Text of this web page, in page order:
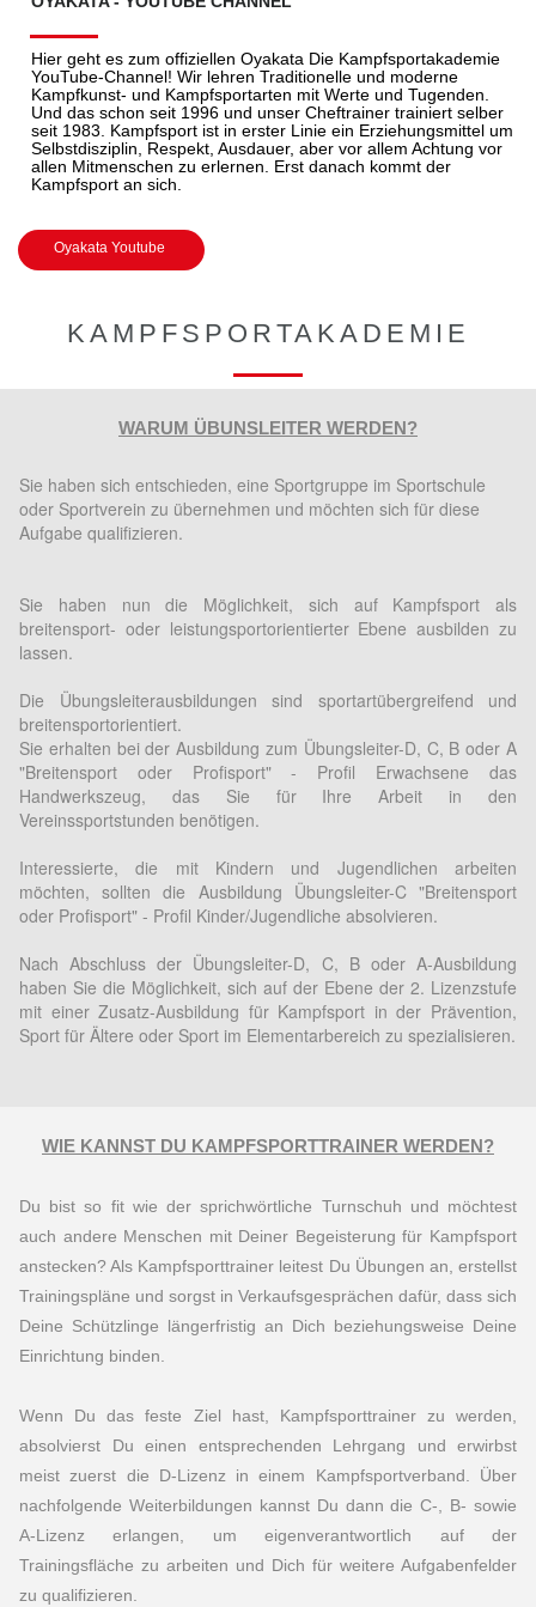
Hier geht es zum offiziellen Oyakata Die Kampfsportakademie
YouTube-Channel! Wir lehren Traditionelle und moderne
Kampfkunst- und Kampfsportarten mit Werte und Tugenden.
Und das schon seit 1996 und unser Cheftrainer trainiert selber
seit 1983. Kampfsport ist in erster Linie ein Erziehungsmittel um
Selbstdisziplin, Respekt, Ausdauer, aber vor allem Achtung vor
allen Mitmenschen zu erlernen. Erst danach kommt der
Kampfsport an sich.
Oyakata Youtube
KAMPFSPORTAKADEMIE
WARUM ÜBUNSLEITER WERDEN?
Sie haben sich entschieden, eine Sportgruppe im Sportschule
oder Sportverein zu übernehmen und möchten sich für diese
Aufgabe qualifizieren.
Sie haben nun die Möglichkeit, sich auf Kampfsport als
breitensport- oder leistungsportorientierter Ebene ausbilden zu
lassen.
Die Übungsleiterausbildungen sind sportartübergreifend und
breitensportorientiert.
Sie erhalten bei der Ausbildung zum Übungsleiter-D, C, B oder A
"Breitensport oder Profisport" - Profil Erwachsene das
Handwerkszeug, das Sie für Ihre Arbeit in den
Vereinssportstunden benötigen.
Interessierte, die mit Kindern und Jugendlichen arbeiten
möchten, sollten die Ausbildung Übungsleiter-C "Breitensport
oder Profisport" - Profil Kinder/Jugendliche absolvieren.
Nach Abschluss der Übungsleiter-D, C, B oder A-Ausbildung
haben Sie die Möglichkeit, sich auf der Ebene der 2. Lizenzstufe
mit einer Zusatz-Ausbildung für Kampfsport in der Prävention,
Sport für Ältere oder Sport im Elementarbereich zu spezialisieren.
WIE KANNST DU KAMPFSPORTTRAINER WERDEN?
Du bist so fit wie der sprichwörtliche Turnschuh und möchtest
auch andere Menschen mit Deiner Begeisterung für Kampfsport
anstecken? Als Kampfsporttrainer leitest Du Übungen an, erstellst
Trainingspläne und sorgst in Verkaufsgesprächen dafür, dass sich
Deine Schützlinge längerfristig an Dich beziehungsweise Deine
Einrichtung binden.
Wenn Du das feste Ziel hast, Kampfsporttrainer zu werden,
absolvierst Du einen entsprechenden Lehrgang und erwirbst
meist zuerst die D-Lizenz in einem Kampfsportverband. Über
nachfolgende Weiterbildungen kannst Du dann die C-, B- sowie
A-Lizenz erlangen, um eigenverantwortlich auf der
Trainingsfläche zu arbeiten und Dich für weitere Aufgabenfelder
zu qualifizieren.